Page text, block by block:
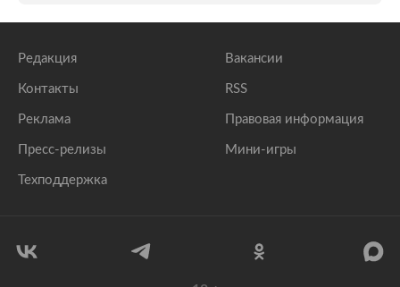
Редакция
Контакты
Реклама
Пресс-релизы
Техподдержка
Вакансии
RSS
Правовая информация
Мини-игры